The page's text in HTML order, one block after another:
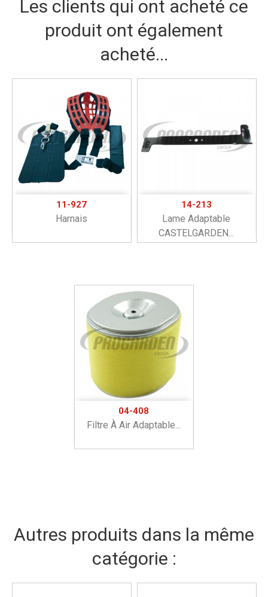
Les clients qui ont acheté ce
produit ont également
acheté...
11-927
Harnais
14-213
Lame Adaptable
CASTELGARDEN...
04-408
Filtre À Air Adaptable...
Autres produits dans la même
catégorie :